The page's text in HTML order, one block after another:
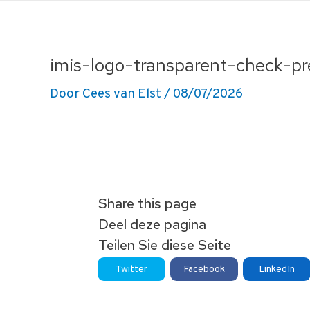
imis-logo-transparent-check-
Door Cees van Elst / 08/07/2026
Share this page
Deel deze pagina
Teilen Sie diese Seite
Twitter Facebook LinkedIn